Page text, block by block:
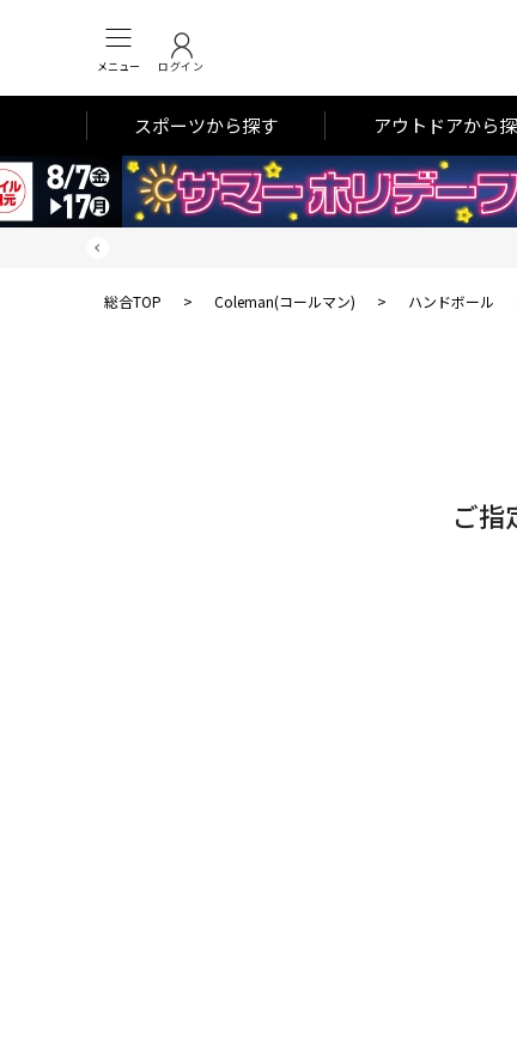
メニュー ログイン
スポーツから探す アウトドアから
総合TOP > Coleman(コールマン) > ハンドボール
ご指